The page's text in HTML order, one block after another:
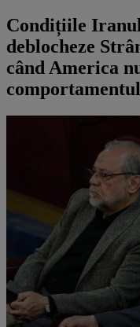
Condițiile
deblocheze
când America